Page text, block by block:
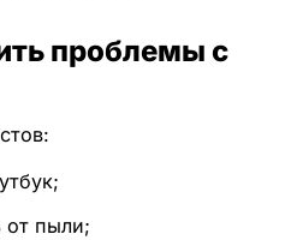
проблемы с
от пыли;